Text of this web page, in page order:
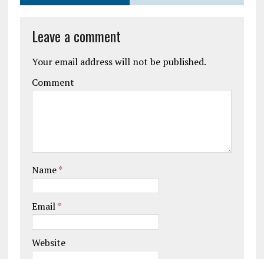
Leave a comment
Your email address will not be published.
Comment
Name*
Email*
Website